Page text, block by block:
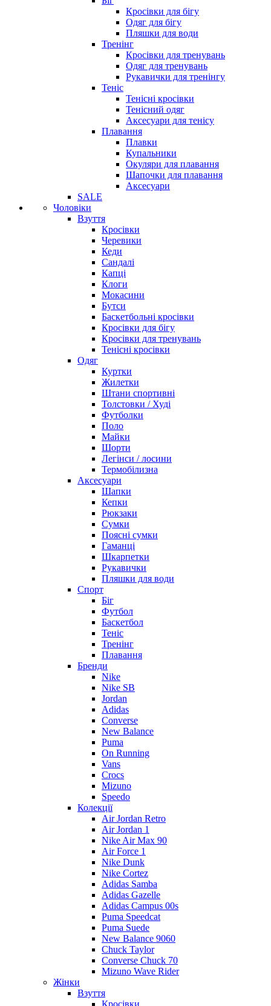
Кросівки для бігу
Одяг для бігу
Пляшки для води
Тренінг
Кросівки для тренувань
Одяг для тренувань
Рукавички для тренінгу
Теніс
Тенісні кросівки
Тенісний одяг
Аксесуари для тенісу
Плавання
Плавки
Купальники
Окуляри для плавання
Шапочки для плавання
Аксесуари
SALE
Чоловіки
Взуття
Кросівки
Черевики
Кеди
Сандалі
Капці
Клоги
Мокасини
Бутси
Баскетбольні кросівки
Кросівки для бігу
Кросівки для тренувань
Тенісні кросівки
Одяг
Куртки
Жилетки
Штани спортивні
Толстовки / Худі
Футболки
Поло
Майки
Шорти
Легінси / лосини
Термобілизна
Аксесуари
Шапки
Кепки
Рюкзаки
Сумки
Поясні сумки
Гаманці
Шкарпетки
Рукавички
Пляшки для води
Спорт
Біг
Футбол
Баскетбол
Теніс
Тренінг
Плавання
Бренди
Nike
Nike SB
Jordan
Adidas
Converse
New Balance
Puma
On Running
Vans
Crocs
Mizuno
Speedo
Колекції
Air Jordan Retro
Air Jordan 1
Nike Air Max 90
Air Force 1
Nike Dunk
Nike Cortez
Adidas Samba
Adidas Gazelle
Adidas Campus 00s
Puma Speedcat
Puma Suede
New Balance 9060
Chuck Taylor
Converse Chuck 70
Mizuno Wave Rider
Жінки
Взуття
Кросівки